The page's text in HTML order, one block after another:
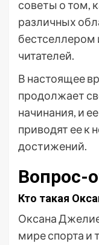
советы о том,
различных
бестселлером
читателей.
В настоящее
продолжает
начинания, и
приводят ее к
достижений.
Вопрос-
Кто такая
Оксана
мире спорта и